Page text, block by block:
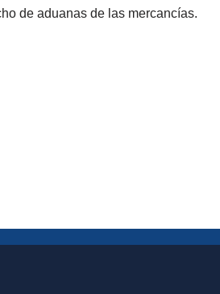
de aduanas de las mercancías.